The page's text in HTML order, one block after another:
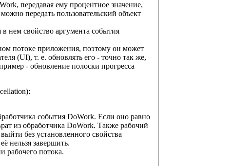
передавая ему процентное значение,
передать пользовательский объект
нем свойство аргумента события
потоке приложения, поэтому он может
(UI), т. е. обновлять его - точно так же,
- обновление полоски прогресса
события DoWork. Если оно равно
из обработчика DoWork. Также рабочий
без установленного свойства
нельзя завершить.
рабочего потока.